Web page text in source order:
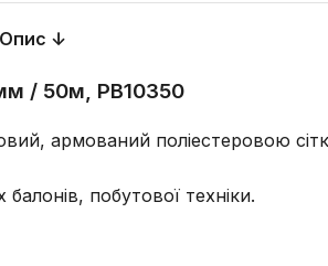
Опис ↓
/ 50м, PB10350
армований поліестеровою
побутової техніки.